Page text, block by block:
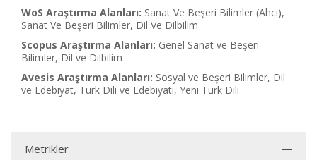
WoS Araştırma Alanları: Sanat Ve Beşeri Bilimler (Ahci),
Sanat Ve Beşeri Bilimler, Dil Ve Dilbilim
Scopus Araştırma Alanları: Genel Sanat ve Beşeri
Bilimler, Dil ve Dilbilim
Avesis Araştırma Alanları: Sosyal ve Beşeri Bilimler, Dil
ve Edebiyat, Türk Dili ve Edebiyatı, Yeni Türk Dili
Metrikler